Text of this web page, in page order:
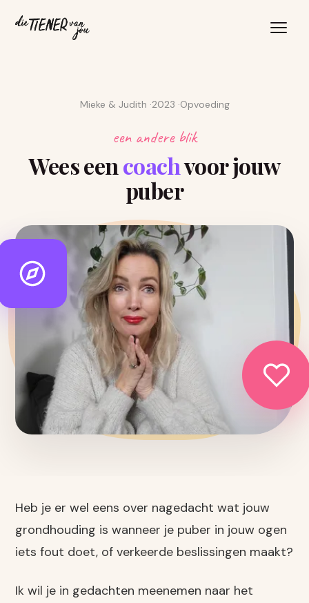
Mieke & Judith 2023 Opvoeding
een andere blik
Wees eencoachvoor jouw
puber
Heb je er wel eens over nagedacht wat jouw
grondhouding is wanneer je puber in jouw ogen
iets fout doet, of verkeerde beslissingen maakt?
Ik wil je in gedachten meenemen naar het